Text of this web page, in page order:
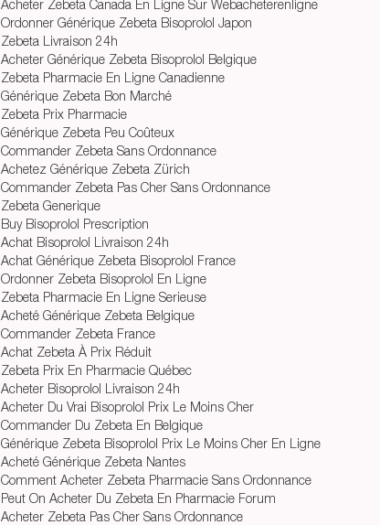
Acheter Zebeta Canada En Ligne Sur Webacheterenligne
Ordonner Générique Zebeta Bisoprolol Japon
Zebeta Livraison 24h
Acheter Générique Zebeta Bisoprolol Belgique
Zebeta Pharmacie En Ligne Canadienne
Générique Zebeta Bon Marché
Zebeta Prix Pharmacie
Générique Zebeta Peu Coûteux
Commander Zebeta Sans Ordonnance
Achetez Générique Zebeta Zürich
Commander Zebeta Pas Cher Sans Ordonnance
Zebeta Generique
Buy Bisoprolol Prescription
Achat Bisoprolol Livraison 24h
Achat Générique Zebeta Bisoprolol France
Ordonner Zebeta Bisoprolol En Ligne
Zebeta Pharmacie En Ligne Serieuse
Acheté Générique Zebeta Belgique
Commander Zebeta France
Achat Zebeta À Prix Réduit
Zebeta Prix En Pharmacie Québec
Acheter Bisoprolol Livraison 24h
Acheter Du Vrai Bisoprolol Prix Le Moins Cher
Commander Du Zebeta En Belgique
Générique Zebeta Bisoprolol Prix Le Moins Cher En Ligne
Acheté Générique Zebeta Nantes
Comment Acheter Zebeta Pharmacie Sans Ordonnance
Peut On Acheter Du Zebeta En Pharmacie Forum
Acheter Zebeta Pas Cher Sans Ordonnance